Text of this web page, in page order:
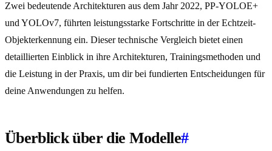
Zwei bedeutende Architekturen aus dem Jahr 2022, PP-YOLOE+
und YOLOv7, führten leistungsstarke Fortschritte in der Echtzeit-
Objekterkennung ein. Dieser technische Vergleich bietet einen
detaillierten Einblick in ihre Architekturen, Trainingsmethoden und
die Leistung in der Praxis, um dir bei fundierten Entscheidungen für
deine Anwendungen zu helfen.
Überblick über die Modelle#